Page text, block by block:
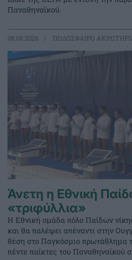
Παναθηναϊκού.
08.08.2026 ΠΟΔΟΣΦΑΙΡΟ
Άνετη η Εθνική
«τριφύλλια»
Η Εθνική ομάδα πόλο Παίδων
και θα παλέψει απέναντι στην
θέση στο Παγκόσμιο πρωτάθλημα
πέντε παίκτες του Παναθηναϊκού